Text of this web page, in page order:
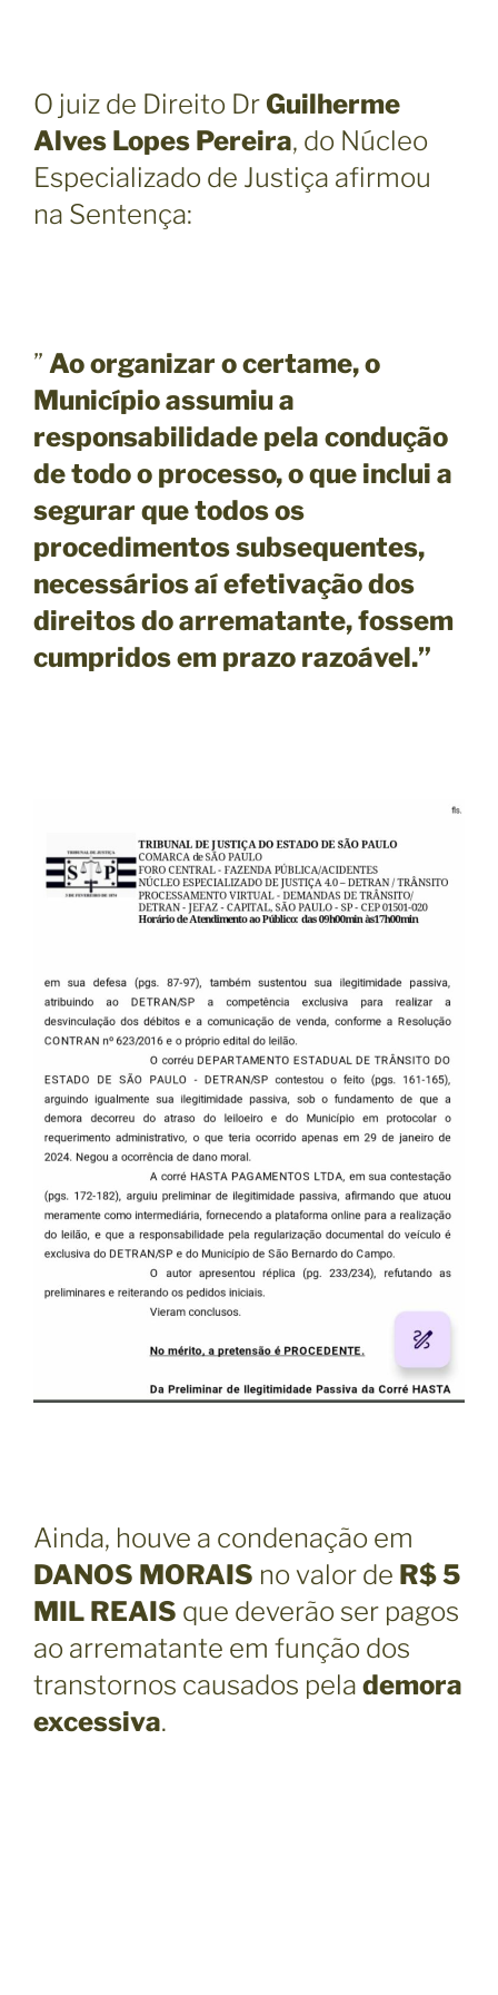
O juiz de Direito Dr Guilherme
Alves Lopes Pereira, do Núcleo
Especializado de Justiça afirmou
na Sentença:
” Ao organizar o certame, o
Município assumiu a
responsabilidade pela condução
de todo o processo, o que inclui a
segurar que todos os
procedimentos subsequentes,
necessários aí efetivação dos
direitos do arrematante, fossem
cumpridos em prazo razoável.”
Ainda, houve a condenação em
DANOS MORAIS no valor de R$ 5
MIL REAIS que deverão ser pagos
ao arrematante em função dos
transtornos causados pela demora
excessiva.